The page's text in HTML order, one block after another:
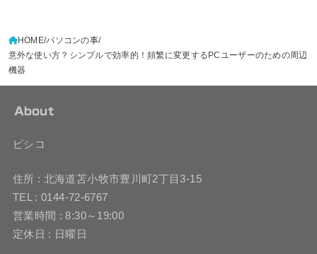
HOME パソコンの事
意外な使い方？シンプルで効率的！頻繁に変更するPCユーザーのための周辺
機器
About
ピシコ
住所 : 北海道苫小牧市豊川町2丁目3-15
TEL : 0144-72-6767
営業時間 : 8:30～19:00
定休日 : 日曜日